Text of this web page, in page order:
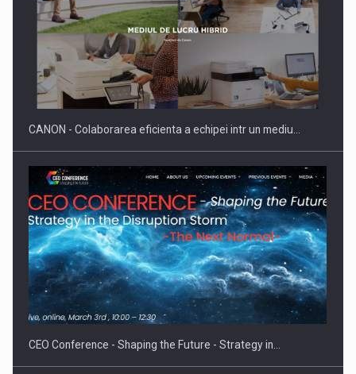
SAPTE PERSONALITATI DIN MEDIUL DE AFACERI, ACADEMIC
SI INSTITUTIONAL…
Hard Enduro Piatra Craiului 2026, fueled by benzinariile RO…
CANON - Colaborarea eficienta a echipei intr un mediu…
CEO Conference - Shaping the Future - Strategy in…